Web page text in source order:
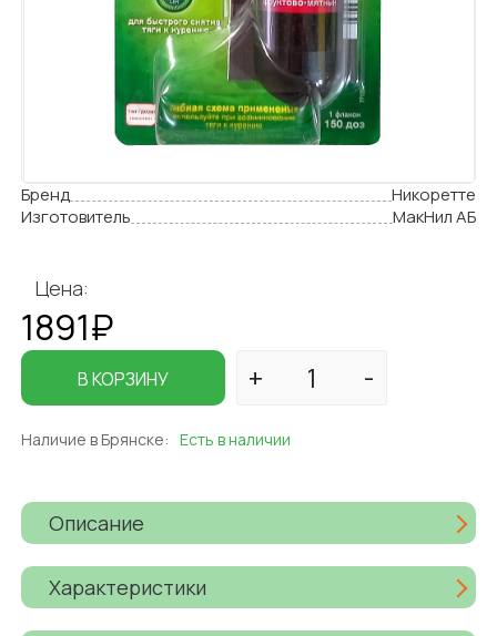
Бренд
Никоретте
Изготовитель
МакНил АБ
Цена:
1891₽
В КОРЗИНУ
Наличие в Брянске: Есть в наличии
Описание
Характеристики